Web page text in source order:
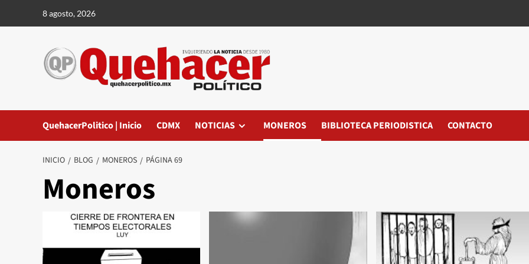
8 agosto, 2026
QuehacerPolitico | Inicio CDMX NOTICIAS MONEROS BIBLIOTECA PERIODISTICA CONTACTO
INICIO BLOG MONEROS PÁGINA 69
Moneros